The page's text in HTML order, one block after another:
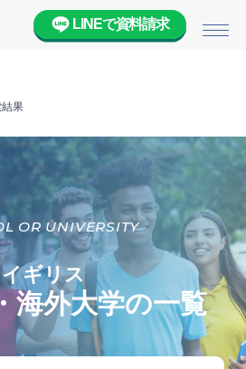
メ
LINEで資料請求
果
OR UNIVERSITY
イギリス
海外大学の一覧